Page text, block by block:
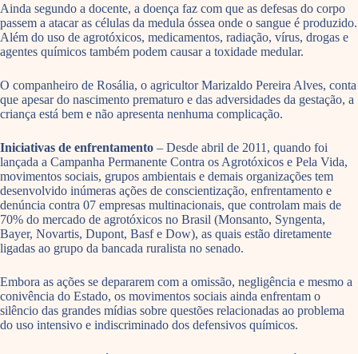
Ainda segundo a docente, a doença faz com que as defesas do corpo
passem a atacar as células da medula óssea onde o sangue é produzido.
Além do uso de agrotóxicos, medicamentos, radiação, vírus, drogas e
agentes químicos também podem causar a toxidade medular.
O companheiro de Rosália, o agricultor Marizaldo Pereira Alves, conta
que apesar do nascimento prematuro e das adversidades da gestação, a
criança está bem e não apresenta nenhuma complicação.
Iniciativas de enfrentamento – Desde abril de 2011, quando foi
lançada a Campanha Permanente Contra os Agrotóxicos e Pela Vida,
movimentos sociais, grupos ambientais e demais organizações tem
desenvolvido inúmeras ações de conscientização, enfrentamento e
denúncia contra 07 empresas multinacionais, que controlam mais de
70% do mercado de agrotóxicos no Brasil (Monsanto, Syngenta,
Bayer, Novartis, Dupont, Basf e Dow), as quais estão diretamente
ligadas ao grupo da bancada ruralista no senado.
Embora as ações se depararem com a omissão, negligência e mesmo a
conivência do Estado, os movimentos sociais ainda enfrentam o
silêncio das grandes mídias sobre questões relacionadas ao problema
do uso intensivo e indiscriminado dos defensivos químicos.